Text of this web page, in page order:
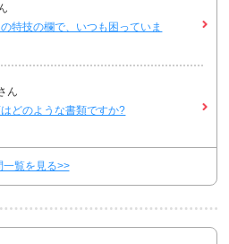
特技の欄で、いつも困っていま
ん
どのような書類ですか?
一覧を見る>>